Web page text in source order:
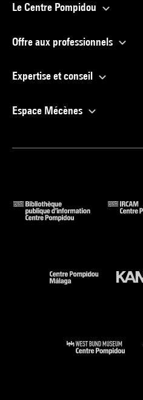
Le Centre Pompidou
Offre aux professionnels
Expertise et conseil
Espace Mécènes